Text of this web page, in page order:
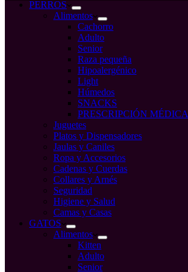
compraPERROS
Alimentos
Cachorro
Adulto
Senior
Raza pequeña
Hipoalergénico
Light
Húmedos
SNACKS
PRESCRIPCIÓN MÉDICA
Juguetes
Platos y Dispensadores
Jaulas y Caniles
Ropa y Accesorios
Cadenas y Cuerdas
Collares y Arnés
Seguridad
Higiene y Salud
Camas y Casas
GATOS
Alimentos
Kitten
Adulto
Senior